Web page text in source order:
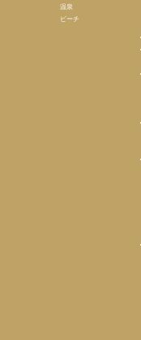
温泉
ビーチ